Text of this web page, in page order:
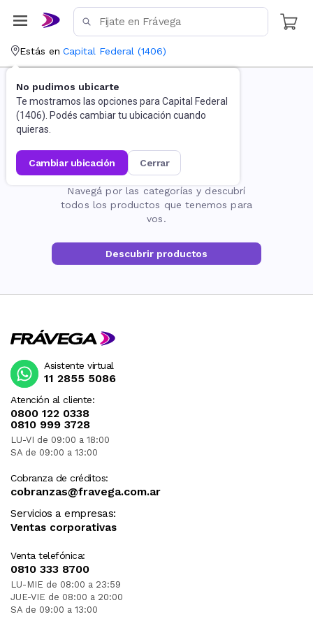
Estás en Capital Federal (1406)
No pudimos ubicarte
Te mostramos las opciones para Capital Federal
(1406). Podés cambiar tu ubicación cuando
quieras.
cambiar ubicación cerrar
La página no existe
Navegá por las categorías y descubrí
todos los productos que tenemos para
vos.
Descubrir productos
Atención al cliente:
0800 122 0338
0810 999 3728
LU-VI de 09:00 a 18:00
SA de 09:00 a 13:00
Cobranza de créditos:
cobranzas@fravega.com.ar
Servicios a empresas:
Ventas corporativas
Venta telefónica:
0810 333 8700
LU-MIE de 08:00 a 23:59
JUE-VIE de 08:00 a 20:00
SA de 09:00 a 13:00
Asistente virtual
11 2855 5086